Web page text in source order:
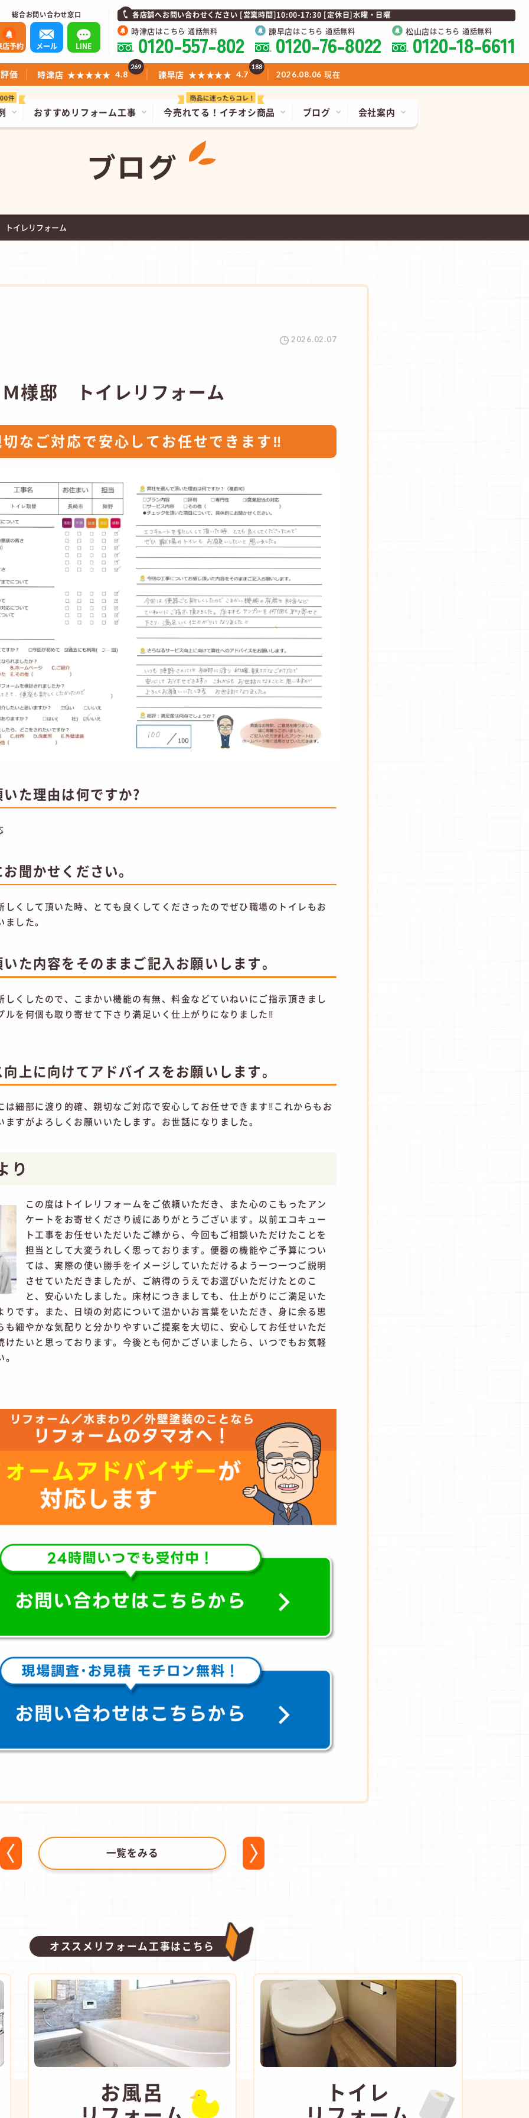
総合お問い合わせ窓口
店予約 メール LINE
各店舗へお問い合わせください [営業時間]10:00-17:30 [定休日]水曜・日曜
時津店はこちら 通話無料
0120-557-802 諫早店はこちら 通話無料
0120-76-8022 松山店はこちら 通話無料
0120-18-6611
今売れてる！ イチオシ商品
おすすめリフォーム工事 ブログ 会社案内
価 時津店 ★★★★★ 4.8
269
諫早店 ★★★★★ 4.7
188
2026.08.06 現在
ブログ
イレリフォーム
2026.02.07
様邸 トイレリフォーム
なご対応で安心してお任せできます‼
た理由は何ですか?
聞かせください。
しくして頂いた時、とても良くしてくださったのでぜひ職場のトイレもお
した。
た内容をそのままご記入お願いします。
しくしたので、こまかい機能の有無、料金などていねいにご指示頂きまし
ルを何個も取り寄せて下さり満足いく仕上がりになりました‼
上に向けてアドバイスをお願いします。
は細部に渡り的確、親切なご対応で安心してお任せできます‼これからもお
ますがよろしくお願いいたします。お世話になりました。
り
この度はトイレリフォームをご依頼いただき、また心のこもったアン
ケートをお寄せくださり誠にありがとうございます。以前エコキュー
ト工事をお任せいただいたご縁から、今回もご相談いただけたことを
担当として大変うれしく思っております。便器の機能やご予算につい
ては、実際の使い勝手をイメージしていただけるよう一つ一つご説明
させていただきましたが、ご納得のうえでお選びいただけたとのこ
と、安心いたしました。床材につきましても、仕上がりにご満足いた
りです。また、日頃の対応について温かいお言葉をいただき、身に余る思
も細やかな気配りと分かりやすいご提案を大切に、安心してお任せいただ
けたいと思っております。今後とも何かございましたら、いつでもお気軽
一覧をみる
オススメリフォーム工事はこちら
お風呂 トイレ